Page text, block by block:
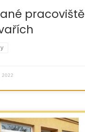
pracoviště
2022